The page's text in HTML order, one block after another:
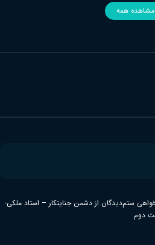
حوزه های علمیه
مشاهده همه
ستم‌دیدگان از دشمن جنایتکار – استاد ملکی-
دوم